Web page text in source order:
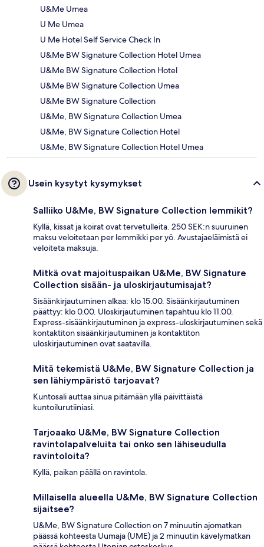
U&Me Umea
U Me Umea
U Me Hotel Self Service Check In
U&Me BW Signature Collection Hotel Umea
U&Me BW Signature Collection Hotel
U&Me BW Signature Collection Umea
U&Me BW Signature Collection
U&Me, BW Signature Collection Umea
U&Me, BW Signature Collection Hotel
U&Me, BW Signature Collection Hotel Umea
Usein kysytyt kysymykset
Salliiko U&Me, BW Signature Collection lemmikit?
Kyllä, kissat ja koirat ovat tervetulleita. 250 SEK:n suuruinen
maksu veloitetaan per lemmikki per yö. Avustajaeläimistä ei
veloiteta maksuja.
Mitkä ovat majoituspaikan U&Me, BW Signature
Collection sisään- ja uloskirjautumisajat?
Sisäänkirjautuminen alkaa: klo 15.00. Sisäänkirjautuminen
päättyy: klo 0.00. Uloskirjautuminen tapahtuu klo 11.00.
Express-sisäänkirjautuminen ja express-uloskirjautuminen sekä
kontaktiton sisäänkirjautuminen ja kontaktiton
uloskirjautuminen ovat saatavilla.
Mitä tekemistä U&Me, BW Signature Collection ja
sen lähiympäristö tarjoavat?
Kuntosali auttaa sinua pitämään yllä päivittäistä
kuntoilurutiiniasi.
Tarjoaako U&Me, BW Signature Collection
ravintolapalveluita tai onko sen lähiseudulla
ravintoloita?
Kyllä, paikan päällä on ravintola.
Millaisella alueella U&Me, BW Signature Collection
sijaitsee?
U&Me, BW Signature Collection on 7 minuutin ajomatkan
päässä kohteesta Uumaja (UME) ja 2 minuutin kävelymatkan